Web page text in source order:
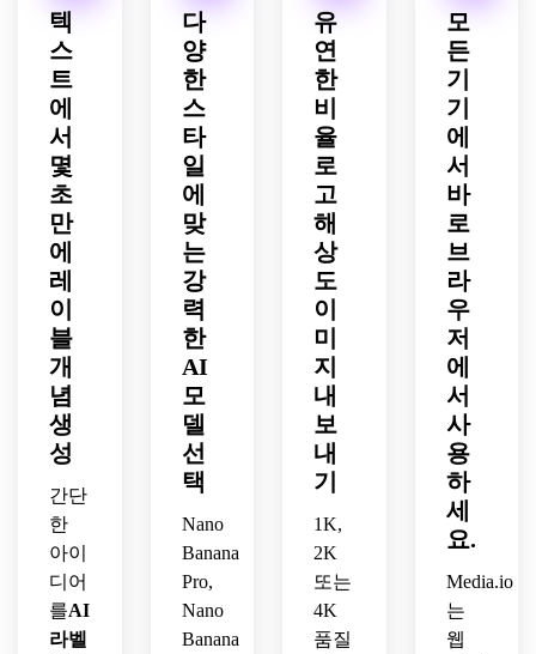
형,
부드
러운
스튜
디오
조명,
프리
미엄
프린
트 레
디 에
스테
틱
뷰티
브랜
드를
위한
광택
패키
지 컨
셉
표면,
아늑
한 시
장 스
타일
의 분
위기,
사실
적인
유리
항아
리 모
형,
자연
스러
운 측
면 조
명,
정통
유기
농 캐
릭터
를 지
닌 고
급 지
역 제
라벨
마감,
프리
미엄
보틀
모형,
시원
한 에
디터
리 조
명,
세련
된 테
크 럭
셔리
무드,
반사
소재
로 최
소한
의 구
성,
드를
선도
하는
텍
스
트
에
서
몇
초
만
에
레
이
블
개
념
생
성
간단
한
아이
디어
를AI
라벨
다
양
한
스
타
일
에
맞
는
강
력
한
AI
모
델
선
택
Nano
Banana
Pro,
Nano
Banana
유
연
한
비
율
로
고
해
상
도
이
미
지
내
보
내
기
1K,
2K
또는
4K
품질
모
든
기
기
에
서
바
로
브
라
우
저
에
서
사
용
하
세
요.
Media.io
는
웹